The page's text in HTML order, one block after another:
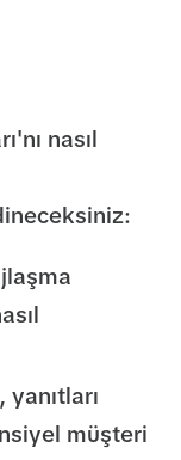
nasıl
müşteri